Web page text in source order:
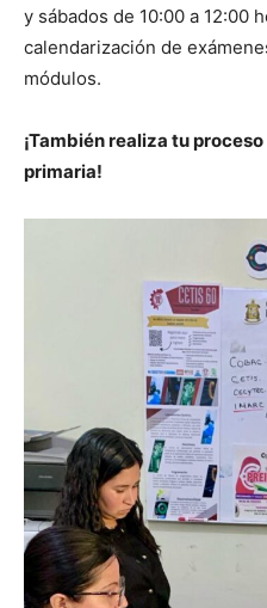
y sábados de 10:00 a 12:00
calendarización de
módulos.
¡También realiza tu
primaria!